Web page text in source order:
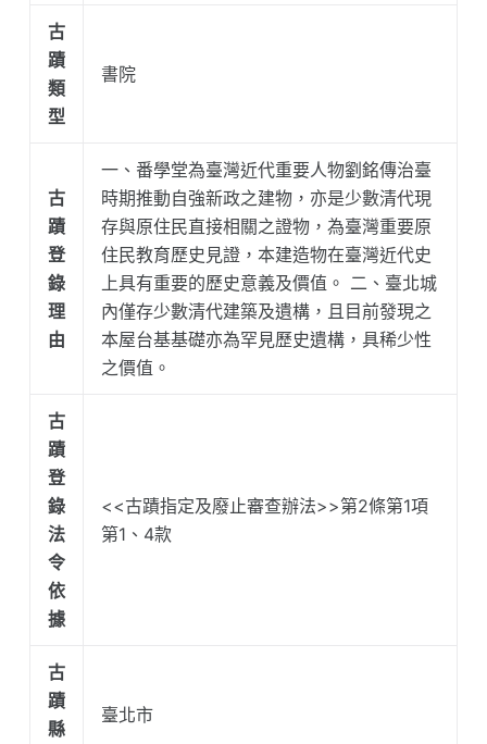
古
蹟
類
型
書院
古
蹟
登
錄
理
由
一、番學堂為臺灣近代重要人物劉銘傳治臺
時期推動自強新政之建物，亦是少數清代現
存與原住民直接相關之證物，為臺灣重要原
住民教育歷史見證，本建造物在臺灣近代史
上具有重要的歷史意義及價值。 二、臺北城
內僅存少數清代建築及遺構，且目前發現之
本屋台基基礎亦為罕見歷史遺構，具稀少性
之價值。
古
蹟
登
錄
法
令
依
據
<<古蹟指定及廢止審查辦法>>第2條第1項
第1、4款
古
蹟
縣
臺北市